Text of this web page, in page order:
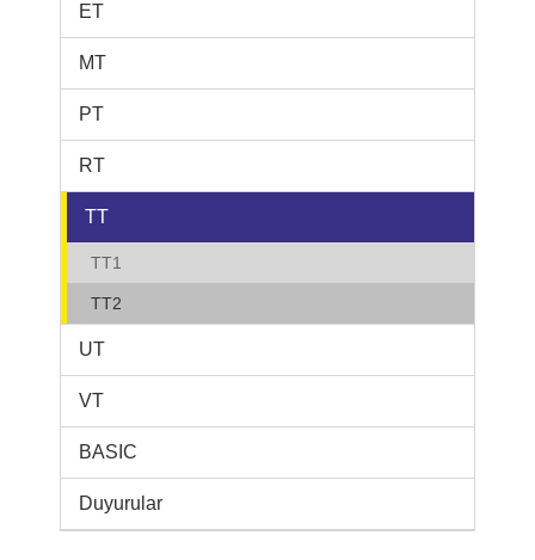
ET
MT
PT
RT
TT
TT1
TT2
UT
VT
BASIC
Duyurular